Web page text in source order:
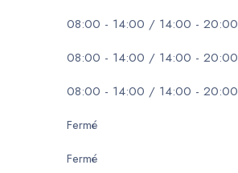
08:00 - 14:00 / 14:00 - 20:00
08:00 - 14:00 / 14:00 - 20:00
08:00 - 14:00 / 14:00 - 20:00
Fermé
Fermé